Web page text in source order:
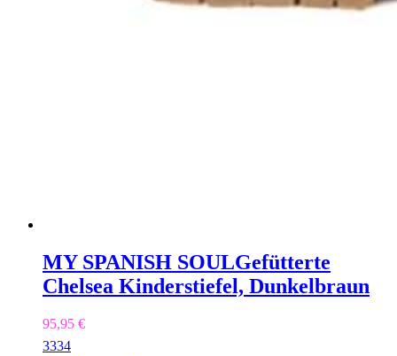
MY SPANISH SOULGefütterte
Chelsea Kinderstiefel, Dunkelbraun
95,95 €
3334